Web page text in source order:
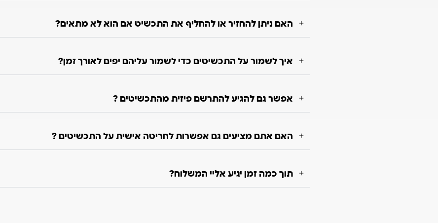
האם ניתן להחזיר או להחליף את התכשיט אם הוא לא מתאים?
איך לשמור על התכשיטים כדי לשמור עליהם יפים לאורך זמן?
אפשר גם להגיע להתרשם פיזית מהתכשיטים ?
האם אתם מציעים גם אפשרות לחריטה אישית על התכשיטים ?
תוך כמה זמן יגיע אליי המשלוח?